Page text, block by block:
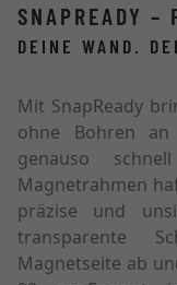
SNAPREADY –
DEINE WAND.
Mit SnapReady
ohne Bohren
genauso
Magnetrahmen
präzise und
transparente
Magnetseite ab